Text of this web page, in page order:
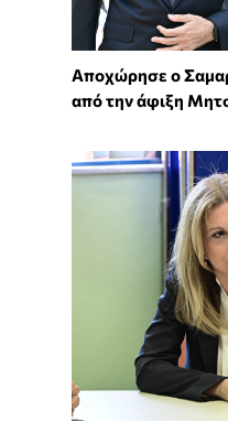
Αποχώρησε ο
από την άφιξη